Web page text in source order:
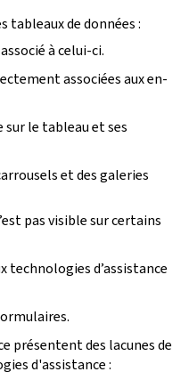
tableaux de données :
à celui-ci.
associées aux en-
sur le tableau et ses
et des galeries
pas visible sur certains
technologies d’assistance
présentent des lacunes de
d'assistance :